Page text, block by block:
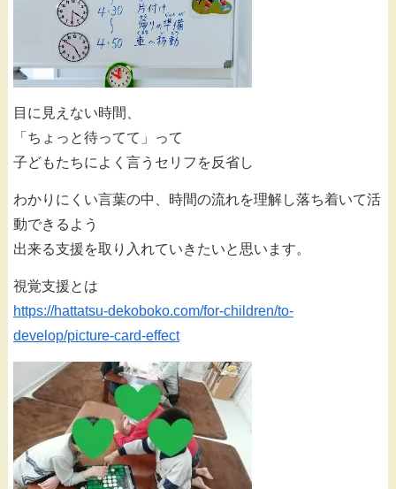
目に見えない時間、
「ちょっと待ってて」って
子どもたちによく言うセリフを反省し
わかりにくい言葉の中、時間の流れを理解し落ち着いて活
動できるよう
出来る支援を取り入れていきたいと思います。
視覚支援とは
https://hattatsu-dekoboko.com/for-children/to-
develop/picture-card-effect